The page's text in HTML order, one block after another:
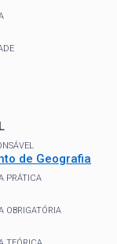
de Geografia
PRÁTICA
OBRIGATÓRIA